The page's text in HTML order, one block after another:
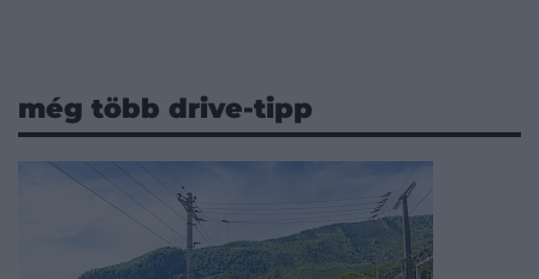
még több drive-tipp